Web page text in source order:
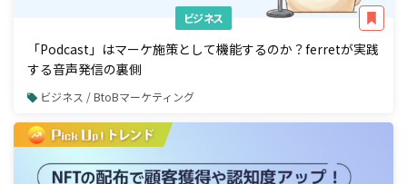
ビジネス
「Podcast」はマーケ施策として機能するのか？ferretが実践
する音声発信の裏側
ビジネス / BtoBマーケティング